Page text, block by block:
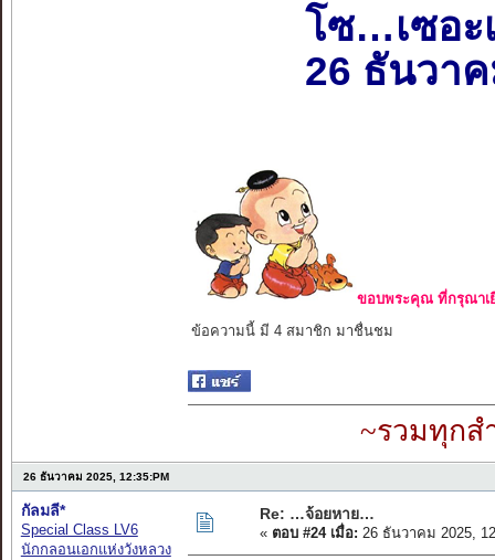
โซ…เซอะ
26 ธันวา
ขอบพระคุณ ที่กรุณาเ
ข้อความนี้ มี 4 สมาชิก มาชื่นชม
~รวมทุกส
26 ธันวาคม 2025, 12:35:PM
กัลมลี*
Special Class LV6
นักกลอนเอกแห่งวังหลวง
Re: …จ้อยหาย…
« ตอบ #24 เมื่อ: 26 ธันวาคม 2025,